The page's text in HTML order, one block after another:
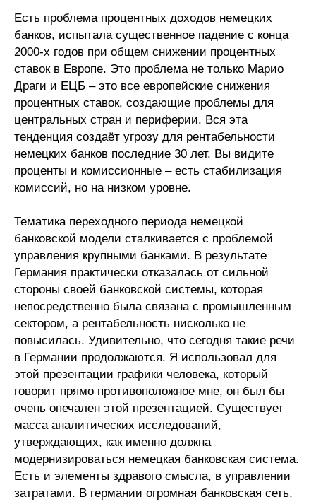
Есть проблема процентных доходов немецких
банков, испытала существенное падение с конца
2000-х годов при общем снижении процентных
ставок в Европе. Это проблема не только Марио
Драги и ЕЦБ – это все европейские снижения
процентных ставок, создающие проблемы для
центральных стран и периферии. Вся эта
тенденция создаёт угрозу для рентабельности
немецких банков последние 30 лет. Вы видите
проценты и комиссионные – есть стабилизация
комиссий, но на низком уровне.
Тематика переходного периода немецкой
банковской модели сталкивается с проблемой
управления крупными банками. В результате
Германия практически отказалась от сильной
стороны своей банковской системы, которая
непосредственно была связана с промышленным
сектором, а рентабельность нисколько не
повысилась. Удивительно, что сегодня такие речи
в Германии продолжаются. Я использовал для
этой презентации графики человека, который
говорит прямо противоположное мне, он был бы
очень опечален этой презентацией. Существует
масса аналитических исследований,
утверждающих, как именно должна
модернизироваться немецкая банковская система.
Есть и элементы здравого смысла, в управлении
затратами. В германии огромная банковская сеть,